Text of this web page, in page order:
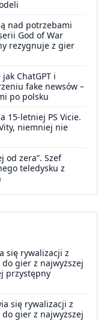
nad potrzebami
God of War
rezygnuje z gier
ChatGPT i
fake newsów –
po polsku
15-letniej PS Vicie.
niemniej nie
od zera”. Szef
teledysku z
się rywalizacji z
do gier z najwyższej
przystępny
się rywalizacji z
do gier z najwyższej